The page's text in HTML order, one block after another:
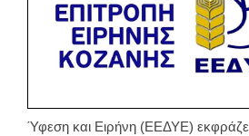
Ύφεση και Ειρήνη (ΕΕΔΥΕ)